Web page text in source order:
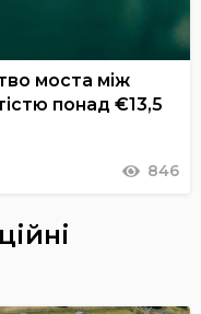
моста між
понад €13,5
846